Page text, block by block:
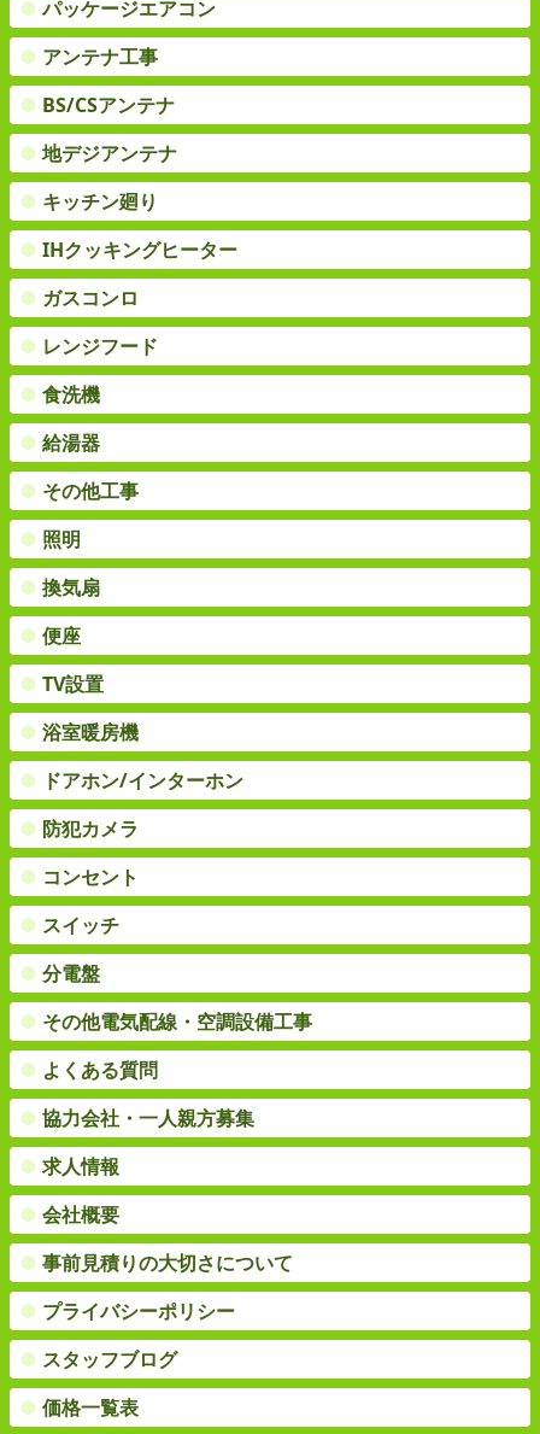
●パッケージエアコン
● アンテナ工事
● BS/CSアンテナ
● 地デジアンテナ
● キッチン廻り
● IHクッキングヒーター
● ガスコンロ
● レンジフード
● 食洗機
● 給湯器
● その他工事
● 照明
● 換気扇
● 便座
● TV設置
● 浴室暖房機
● ドアホン/インターホン
● 防犯カメラ
● コンセント
● スイッチ
● 分電盤
● その他電気配線・空調設備工事
● よくある質問
● 協力会社・一人親方募集
● 求人情報
● 会社概要
● 事前見積りの大切さについて
● プライバシーポリシー
● スタッフブログ
● 価格一覧表